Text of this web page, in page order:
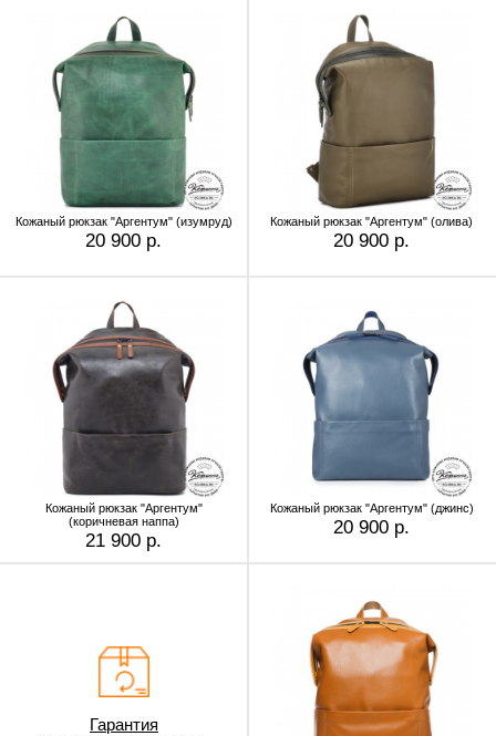
Кожаный рюкзак "Аргентум" (изумруд)
20 900 р.
Кожаный рюкзак "Аргентум" (олива)
20 900 р.
Кожаный рюкзак "Аргентум"
(коричневая наппа)
21 900 р.
Кожаный рюкзак "Аргентум" (джинс)
20 900 р.
Гарантия